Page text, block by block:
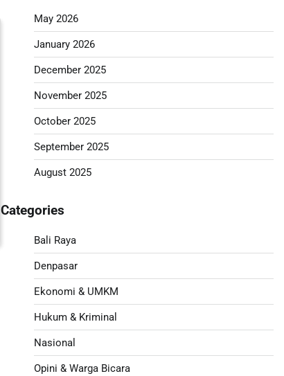
May 2026
January 2026
December 2025
November 2025
October 2025
September 2025
August 2025
Categories
Bali Raya
Denpasar
Ekonomi & UMKM
Hukum & Kriminal
Nasional
Opini & Warga Bicara